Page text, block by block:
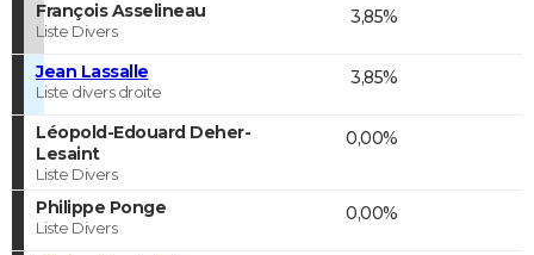
François Asselineau
Liste Divers
3,85%
Jean Lassalle
Liste divers droite
3,85%
Léopold-Edouard Deher-
Lesaint
Liste Divers
0,00%
Philippe Ponge
Liste Divers
0,00%